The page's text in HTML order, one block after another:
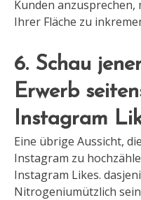
Kunden
Ihrer Fläche zu
6. Schau
Erwerb
Instagram
Eine übrige Aussicht,
Instagram zu
Instagram Likes.
Nitrogeniumützlich